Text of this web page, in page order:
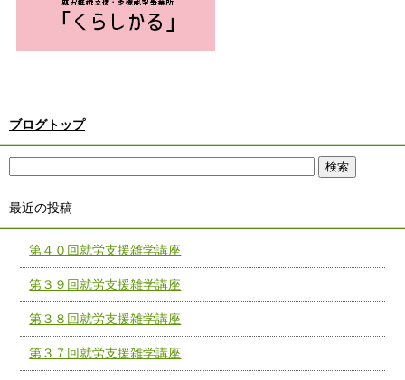
ブログトップ
最近の投稿
第４０回就労支援雑学講座
第３９回就労支援雑学講座
第３８回就労支援雑学講座
第３７回就労支援雑学講座